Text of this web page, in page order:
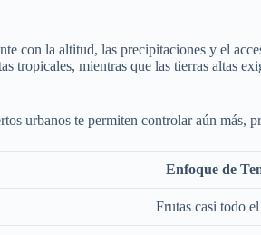
con la altitud, las precipitaciones y el
mientras que las tierras altas
urbanos te permiten controlar aún más,
Enfoque de
Frutas casi todo